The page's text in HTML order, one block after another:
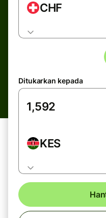
CHF
Ditukarkan kepada
KES